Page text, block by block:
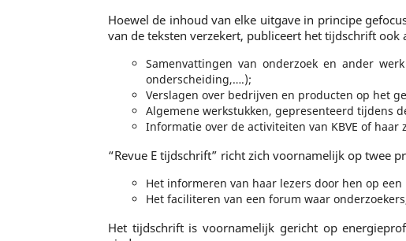
Hoewel de inhoud van elke uitgave in principe
van de teksten verzekert, publiceert het tijdschrift
Samenvattingen van onderzoek en ander
onderscheiding,….);
Verslagen over bedrijven en producten op het
Algemene werkstukken, gepresenteerd tijdens
Informatie over de activiteiten van KBVE of haar
“Revue E tijdschrift” richt zich voornamelijk op twee
Het informeren van haar lezers door hen op
Het faciliteren van een forum waar
Het tijdschrift is voornamelijk gericht op